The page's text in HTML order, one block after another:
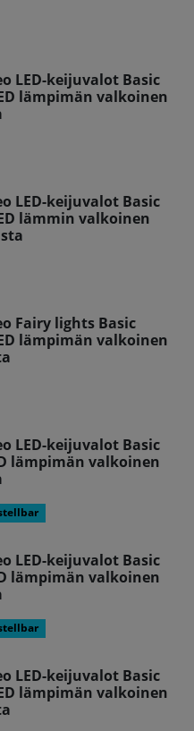
LED-keijuvalot Basic
lämpimän valkoinen
LED-keijuvalot Basic
lämmin valkoinen
Fairy lights Basic
lämpimän valkoinen
LED-keijuvalot Basic
lämpimän valkoinen
LED-keijuvalot Basic
lämpimän valkoinen
LED-keijuvalot Basic
lämpimän valkoinen